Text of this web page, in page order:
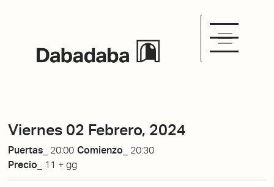
Viernes 02 Febrero, 2024
Puertas_ 20:00 Comienzo_ 20:30
Precio_
11 + gg